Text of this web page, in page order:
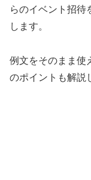
らのイベント招待
します。
例文をそのまま使
のポイントも解説